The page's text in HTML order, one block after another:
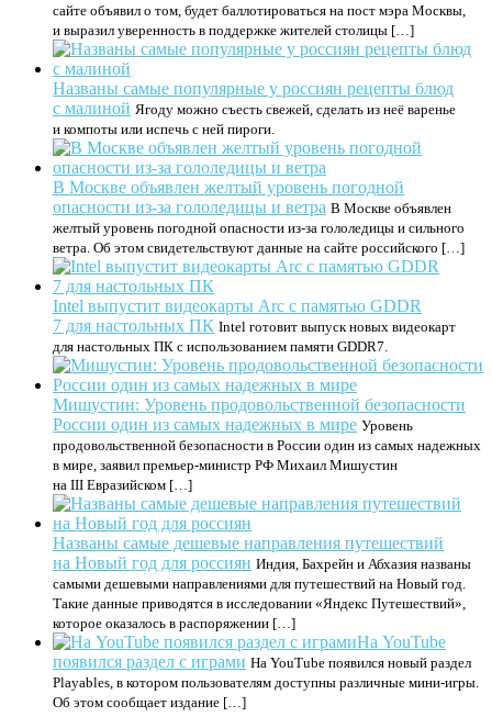
сайте объявил о том, будет баллотироваться на пост мэра Москвы,
и выразил уверенность в поддержке жителей столицы […]
Названы самые популярные у россиян рецепты блюд
с малиной Ягоду можно съесть свежей, сделать из неё варенье
и компоты или испечь с ней пироги.
В Москве объявлен желтый уровень погодной
опасности из-за гололедицы и ветра В Москве объявлен
желтый уровень погодной опасности из-за гололедицы и сильного
ветра. Об этом свидетельствуют данные на сайте российского […]
Intel выпустит видеокарты Arc с памятью GDDR
7 для настольных ПК Intel готовит выпуск новых видеокарт
для настольных ПК с использованием памяти GDDR7.
Мишустин: Уровень продовольственной безопасности
России один из самых надежных в мире Уровень
продовольственной безопасности в России один из самых надежных
в мире, заявил премьер-министр РФ Михаил Мишустин
на III Евразийском […]
Названы самые дешевые направления путешествий
на Новый год для россиян Индия, Бахрейн и Абхазия названы
самыми дешевыми направлениями для путешествий на Новый год.
Такие данные приводятся в исследовании «Яндекс Путешествий»,
которое оказалось в распоряжении […]
На YouTube
появился раздел с играми На YouTube появился новый раздел
Playables, в котором пользователям доступны различные мини-игры.
Об этом сообщает издание […]